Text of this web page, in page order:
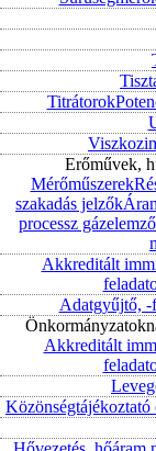
Titrátorok
Erőművek,
Mérőműszerek
szakadás jelzők
processz
Akkreditált
Adatgyűjtő, -
Akkreditált
Közönségtájékoztató